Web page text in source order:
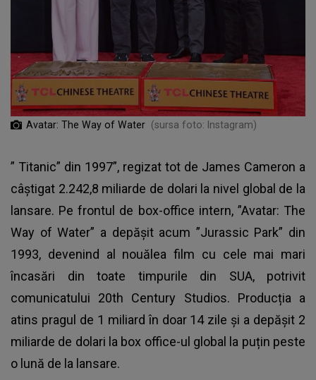
Avatar: The Way of Water (sursa foto: Instagram)
” Titanic” din 1997”, regizat tot de James Cameron a
câștigat 2.242,8 miliarde de dolari la nivel global de la
lansare. Pe frontul de box-office intern, ”Avatar: The
Way of Water” a depășit acum ”Jurassic Park” din
1993, devenind al nouălea film cu cele mai mari
încasări din toate timpurile din SUA, potrivit
comunicatului 20th Century Studios. Producția a
atins pragul de 1 miliard în doar 14 zile și a depășit 2
miliarde de dolari la box office-ul global la puțin peste
o lună de la lansare.